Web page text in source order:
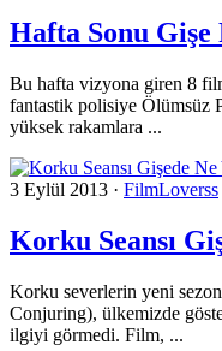
Hafta Sonu Gişe
Bu hafta vizyona giren 8
fantastik polisiye Ölümsüz
yüksek rakamlara ...
3 Eylül 2013 · FilmLoverss
Korku Seansı
Korku severlerin yeni
Conjuring), ülkemizde
ilgiyi görmedi. Film, ...